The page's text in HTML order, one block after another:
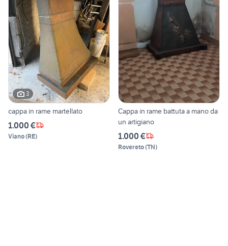
3
cappa in rame martellato
1.000 €
Viano(RE)
Cappa in rame battuta a mano da
un artigiano
1.000 €
Rovereto(TN)